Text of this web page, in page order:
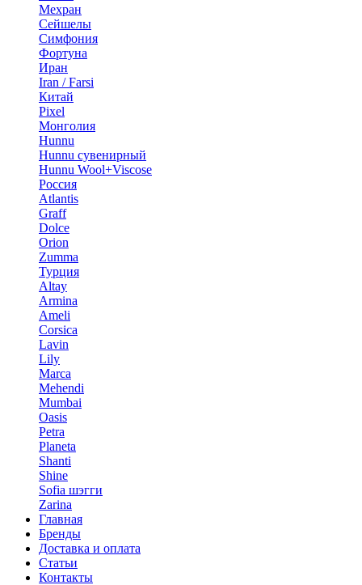
Мехран
Сейшелы
Симфония
Фортуна
Иран
Iran / Farsi
Китай
Pixel
Монголия
Hunnu
Hunnu сувенирный
Hunnu Wool+Viscose
Россия
Atlantis
Graff
Dolce
Orion
Zumma
Турция
Altay
Armina
Ameli
Corsica
Lavin
Lily
Marca
Mehendi
Mumbai
Oasis
Petra
Planeta
Shanti
Shine
Sofia шэгги
Zarina
Главная
Бренды
Доставка и оплата
Статьи
Контакты